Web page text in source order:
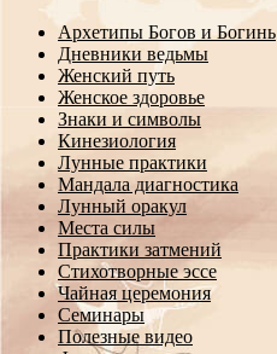
Архетипы Богов и Богинь
Дневники ведьмы
Женский путь
Женское здоровье
Знаки и символы
Кинезиология
Лунные практики
Мандала диагностика
Лунный оракул
Места силы
Практики затмений
Стихотворные эссе
Чайная церемония
Семинары
Полезные видео